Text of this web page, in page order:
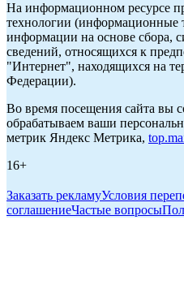
На информационном ресурсе
технологии (информационные
информации на основе сбора,
сведений, относящихся к
"Интернет", находящихся на
Федерации).
Во время посещения сайта вы
обрабатываем ваши
метрик Яндекс Метрика,
16+
Заказать рекламуУсловия
соглашениеЧастые вопросы